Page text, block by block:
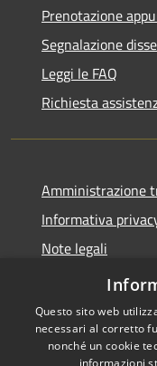
Prenotazione
Segnalazione
Leggi le FAQ
Richiesta
Amministrazione
Informativa
Note legali
Dichiarazione di
Questo sito web
necessari al corretto
nonché un cookie
informazioni